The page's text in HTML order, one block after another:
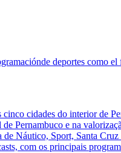
deportes como
cidades do interior de
Pernambuco e na
Náutico, Sport, Santa
com os principais